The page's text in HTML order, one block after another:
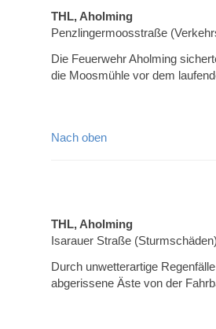
THL, Aholming
Penzlingermoosstraße
Die Feuerwehr Aholming
die Moosmühle vor dem
Nach oben
THL, Aholming
Isarauer Straße
Durch unwetterartige
abgerissene Äste von der